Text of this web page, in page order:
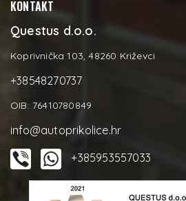
KONTAKT
Questus d.o.o.
Koprivnička 103, 48260 Križevci
+38548270737
OIB: 76410780849
info@autoprikolice.hr
+385953557033